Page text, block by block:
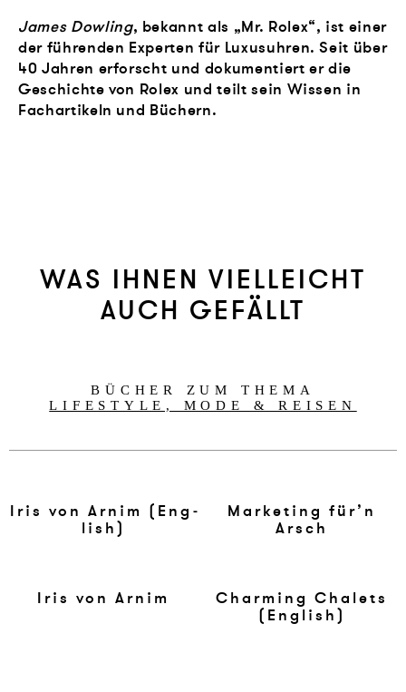
James Dowling, bekannt als „Mr. Rolex“, ist einer
der führenden Experten für Luxusuhren. Seit über
40 Jahren erforscht und dokumentiert er die
Geschichte von Rolex und teilt sein Wissen in
Fachartikeln und Büchern.
WAS IHNEN VIELLEICHT
AUCH GEFÄLLT
BÜCHER ZUM THEMA
LIFESTYLE, MODE & REISEN
Iris von Ar­nim (Eng­
li­sh)
Mar­ke­ting für’n
Arsch
Iris von Ar­nim
Charming Cha­lets
(Eng­li­sh)